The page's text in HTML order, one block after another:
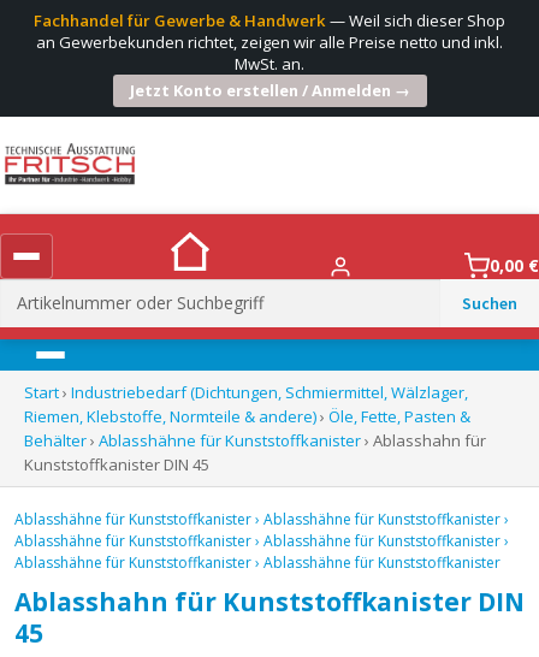
Fachhandel für Gewerbe & Handwerk— Weil sich dieser Shop
an Gewerbekunden richtet, zeigen wir alle Preise netto und inkl.
MwSt. an.
Jetzt Konto erstellen / Anmelden →
Suchen
nach:
0,00 €
Menü
Start› Industriebedarf (Dichtungen, Schmiermittel, Wälzlager,
Riemen, Klebstoffe, Normteile & andere)› Öle, Fette, Pasten &
Behälter› Ablasshähne für Kunststoffkanister› Ablasshahn für
Kunststoffkanister DIN 45
Ablasshähne für Kunststoffkanister› Ablasshähne für Kunststoffkanister›
Ablasshähne für Kunststoffkanister› Ablasshähne für Kunststoffkanister›
Ablasshähne für Kunststoffkanister› Ablasshähne für Kunststoffkanister
Ablasshahn für Kunststoffkanister DIN
45